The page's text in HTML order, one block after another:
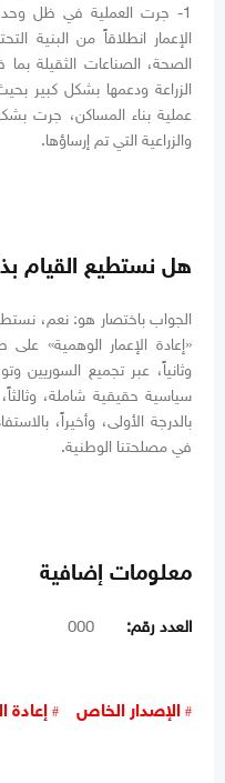
الإعمار انطلاقاً من البنية
عملية بناء المساكن، جرت
والزراعية التي تم إرساؤها.
هل نستطيع القيام
الجواب باختصار هو: نعم،
«إعادة الإعمار الوهمية»
وثانياً، عبر تجميع
سياسية حقيقية شاملة، وثالثاً،
بالدرجة الأولى، وأخيراً،
في مصلحتنا الوطنية.
معلومات إضافية
العدد رقم: 000
الإصدار الخاص إعادة